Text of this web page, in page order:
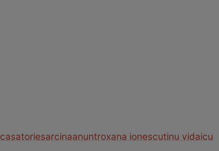
casatoriesarcinaanuntroxana ionescutinu vidaicu